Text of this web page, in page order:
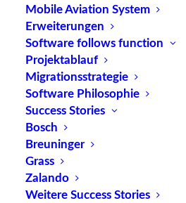
Mobile Aviation System
Erweiterungen
Software follows function
Projektablauf
Migrationsstrategie
Software Philosophie
Success Stories
Bosch
Breuninger
Grass
Zalando
Weitere Success Stories
Kommissionieren
Das beleglose
Paperless order-picking, ist ein
Verfahren in der Lagerlogistik
Arbeitskräfte sämtliche
Kommissionieren direkt von
erhalten, ohne auf
sein.